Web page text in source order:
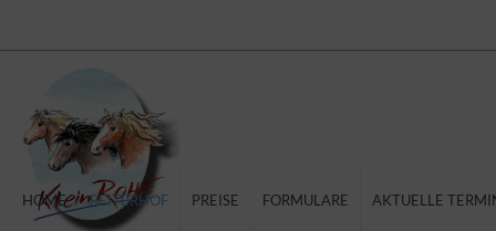
HOME REITERHOF PREISE FORMULARE AKTUELLE